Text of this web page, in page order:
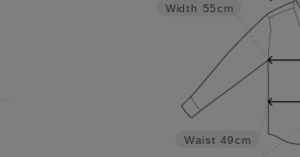
Waist 49cm
Width 55cm